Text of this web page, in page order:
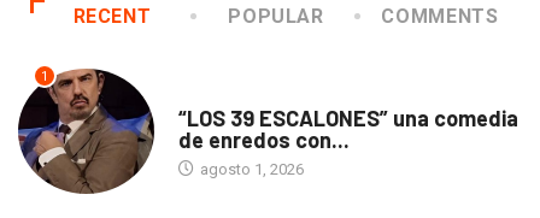
RECENT POPULAR COMMENTS
1
“LOS 39 ESCALONES” una comedia
de enredos con...
agosto 1, 2026